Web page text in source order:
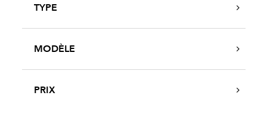
TYPE
MODÈLE
PRIX